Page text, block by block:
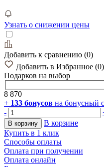
Узнать о снижении цены
Добавить к сравнению (0)
Добавить в Избранное (0)
Подарков на выбор
8 870
+ 133 бонусов на бонусный
-
В корзину
В корзине
Купить в 1 клик
Способы оплаты
Оплата при получении
Оплата онлайн